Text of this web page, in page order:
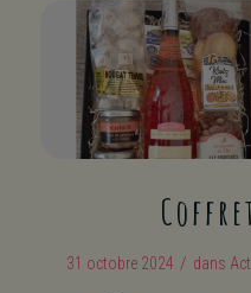
31 octobre 2024 / dans